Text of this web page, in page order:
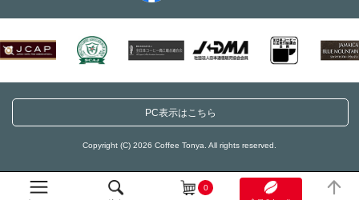
0
PC表示はこちら
Copyright (C) 2026 Coffee Tonya. All rights reserved.